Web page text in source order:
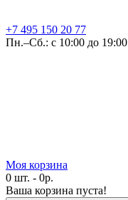
+7 495 150 20 77
Пн.–Сб.: с 10:00 до 19:00
Моя корзина
0 шт. - 0р.
Ваша корзина пуста!